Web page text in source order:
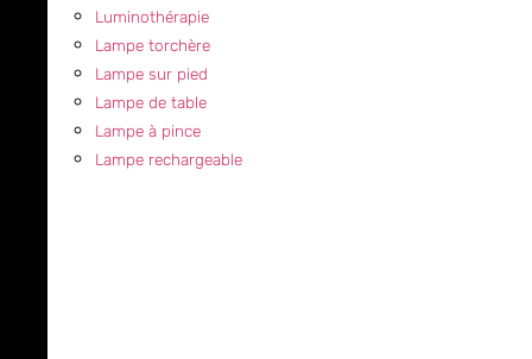
Luminothérapie
Lampe torchère
Lampe sur pied
Lampe de table
Lampe à pince
Lampe rechargeable